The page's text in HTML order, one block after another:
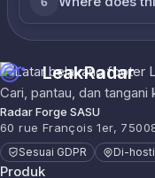
LeakRadar
Cari, pantau, dan
Radar Forge SASU
60 rue François 1er,
Sesuai GDPR Di-
Produk